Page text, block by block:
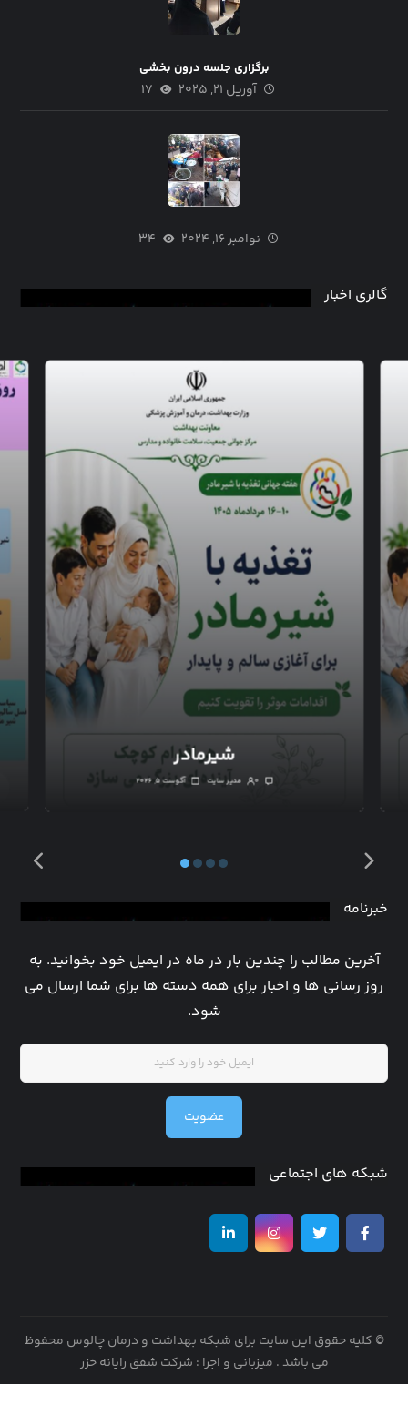
برگزاری جلسه درون بخشی
آوریل ۲۱, ۲۰۲۵ ۱۷
نوامبر ۱۶, ۲۰۲۴ ۳۴
گالری اخبار
شیرمادر
آگوست ۵, ۲۰۲۶ مدیر سایت ۰
خبرنامه
آخرین مطالب را چندین بار در ماه در ایمیل خود بخوانید. به
روز رسانی ها و اخبار برای همه دسته ها برای شما ارسال می
شود.
عضویت
شبکه های اجتماعی
© کلیه حقوق این سایت برای شبکه بهداشت و درمان چالوس محفوظ
می باشد . میزبانی و اجرا : شرکت شفق رایانه خزر